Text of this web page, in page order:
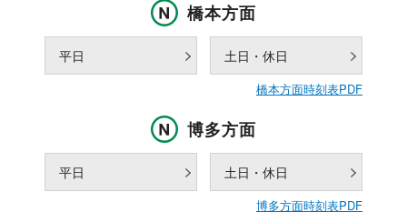
橋本方面
平日 土日・休日
橋本方面時刻表PDF
博多方面
平日 土日・休日
博多方面時刻表PDF